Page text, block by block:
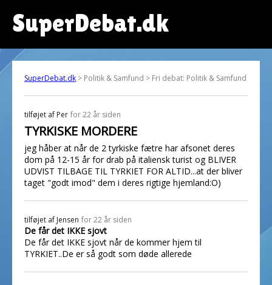
SuperDebat.dk
SuperDebat.dk > Politik & Samfund > Fri debat: Politik & Samfund
tilføjet af Per for 22 år siden
TYRKISKE MORDERE
jeg håber at når de 2 tyrkiske fætre har afsonet deres
dom på 12-15 år for drab på italiensk turist og BLIVER
UDVIST TILBAGE TIL TYRKIET FOR ALTID...at der bliver
taget "godt imod" dem i deres rigtige hjemland:O)
tilføjet af Jensen for 22 år siden
De får det IKKE sjovt
De får det IKKE sjovt når de kommer hjem til
TYRKIET..De er så godt som døde allerede